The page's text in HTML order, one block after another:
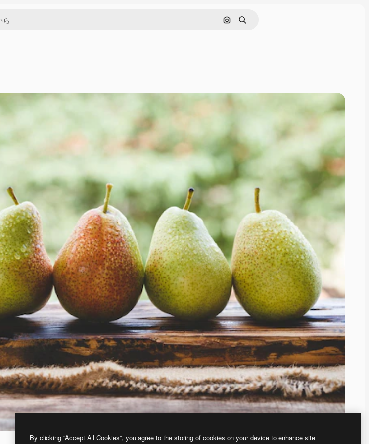
画像で検索
検索
By clicking “Accept All Cookies”, you agree to the storing of cookies on your device to enhance site